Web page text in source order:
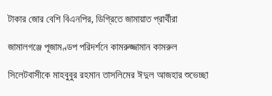
টাকার জোর বেশি বিএনপির, ডিগ্রিতে জামায়াত প্রার্থীরা
জামালগঞ্জে পূজামণ্ডপ পরিদর্শনে কামরুজ্জামান কামরুল
সিলেটবাসীকে মাহবুবুর রহমান তাসলিমের ঈদুল আজহার শুভেচ্ছা